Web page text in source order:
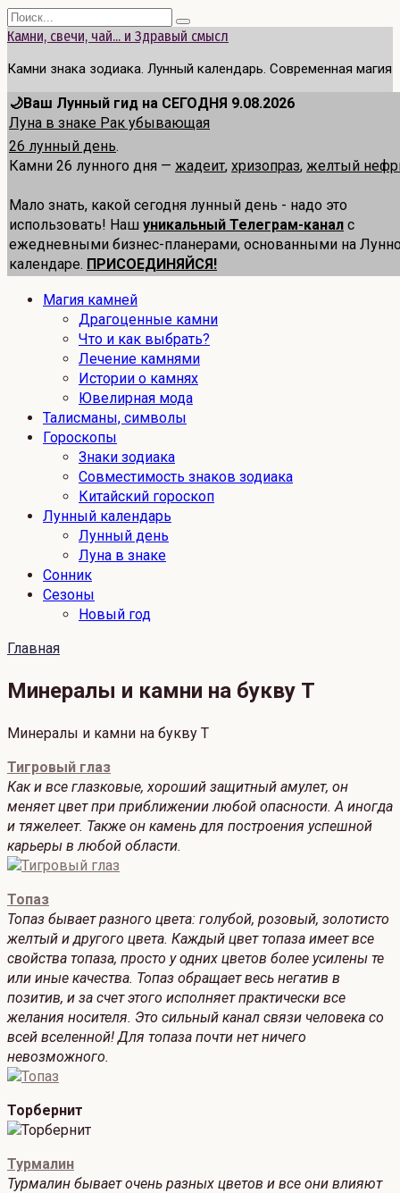
Перейти
к
Search
for:
Камни, свечи, чай... и Здравый смысл
Камни знака зодиака. Лунный календарь. Современная магия
🌙Ваш Лунный гид на СЕГОДНЯ 9.08.2026
Луна в знаке Рак убывающая
26 лунный день.
Камни 26 лунного дня — жадеит, хризопраз, желтый
Мало знать, какой сегодня лунный день - надо это
использовать! Наш уникальный Телеграм-канал с
ежедневными бизнес-планерами, основанными на
календаре. ПРИСОЕДИНЯЙСЯ!
Магия камней
Драгоценные камни
Что и как выбрать?
Лечение камнями
Истории о камнях
Ювелирная мода
Талисманы, символы
Гороскопы
Знаки зодиака
Совместимость знаков зодиака
Китайский гороскоп
Лунный календарь
Лунный день
Луна в знаке
Сонник
Сезоны
Новый год
Главная
Минералы и камни на букву Т
Минералы и камни на букву Т
Тигровый глаз
Как и все глазковые, хороший защитный амулет, он
меняет цвет при приближении любой опасности. А иногда
и тяжелеет. Также он камень для построения успешной
карьеры в любой области.
Топаз
Топаз бывает разного цвета: голубой, розовый, золотисто
желтый и другого цвета. Каждый цвет топаза имеет все
свойства топаза, просто у одних цветов более усилены те
или иные качества. Топаз обращает весь негатив в
позитив, и за счет этого исполняет практически все
желания носителя. Это сильный канал связи человека со
всей вселенной! Для топаза почти нет ничего
невозможного.
Торбернит
Турмалин
Турмалин бывает очень разных цветов и все они влияют